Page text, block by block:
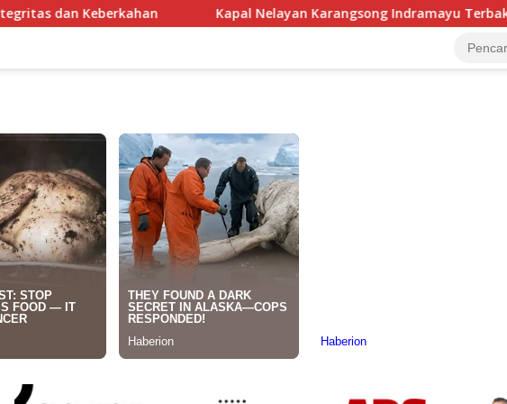
Kapal Nelayan Karangsong Indramayu Terbakar Dilalap Si Jago Merah